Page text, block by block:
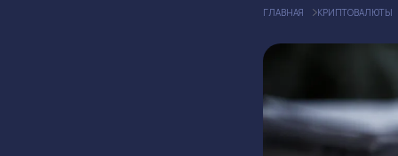
ГЛАВНАЯ КРИПТОВАЛЮТЫ